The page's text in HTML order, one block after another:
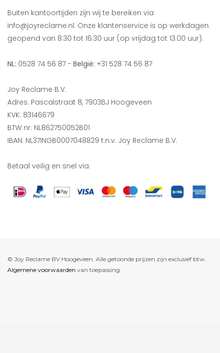
Buiten kantoortijden zijn wij te bereiken via
info@joyreclame.nl. Onze klantenservice is op werkdagen
geopend van 8:30 tot 16:30 uur (op vrijdag tot 13:00 uur).
NL: 0528 74 56 87 - België: +31 528 74 56 87
Joy Reclame B.V.
Adres: Pascalstraat 8, 7903BJ Hoogeveen
KVK: 83146679
BTW nr: NL862750052B01
IBAN: NL37INGB0007048829 t.n.v. Joy Reclame B.V.
Betaal veilig en snel via:
© Joy Reclame BV Hoogeveen. Alle getoonde prijzen zijn exclusief btw.
Algemene voorwaarden van toepassing.